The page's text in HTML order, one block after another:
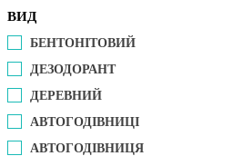
ВИД
БЕНТОНІТОВИЙ
ДЕЗОДОРАНТ
ДЕРЕВНИЙ
АВТОГОДІВНИЦІ
АВТОГОДІВНИЦЯ